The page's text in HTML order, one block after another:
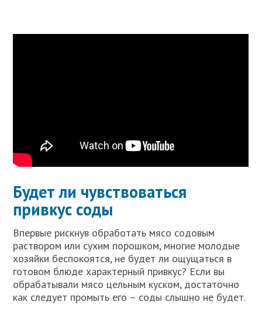
Будет ли чувствоваться
привкус соды
Впервые рискнув обработать мясо содовым
раствором или сухим порошком, многие молодые
хозяйки беспокоятся, не будет ли ощущаться в
готовом блюде характерный привкус? Если вы
обрабатывали мясо цельным куском, достаточно
как следует промыть его – соды слышно не будет.